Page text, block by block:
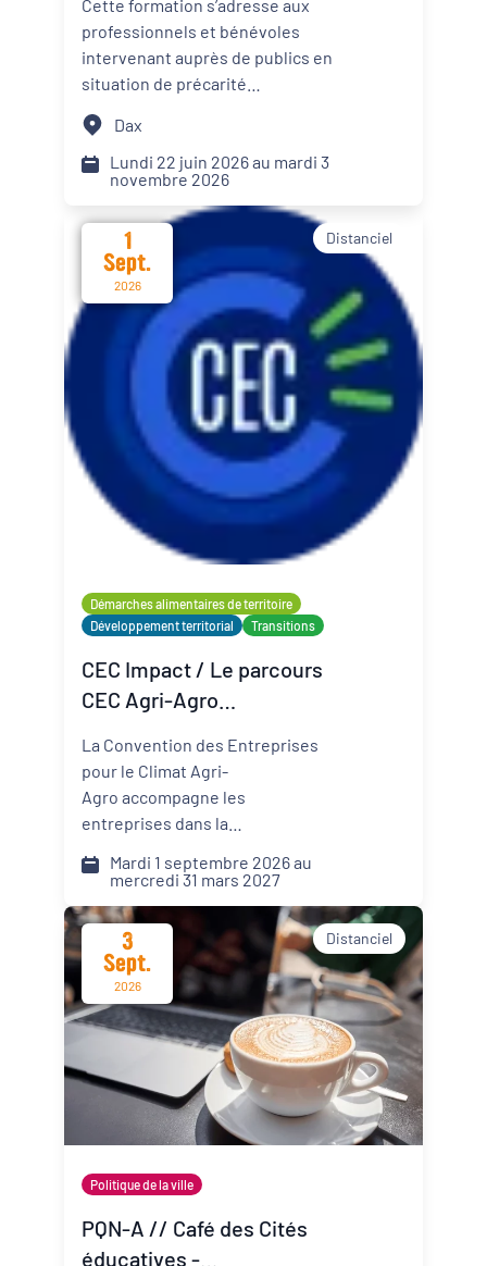
Dynamiques territoriales pour l’emploi
Transitions
Départements
Format de l'événement
Présentiel
Distanciel
Organisateur
Externe
personnes en situation de
précarité alimentaire
Cette formation s’adresse aux
professionnels et bénévoles
intervenant auprès de publics en
situation de précarité
alimentaire. Elle propose des
apports théoriques, des
échanges de pratiques et des
mises en situation afin d’intégrer
le renforcement du pouvoir
d’agir de leur public dans les
actions menées.
Dax
Lundi 22 juin 2026 au mardi 3
novembre 2026
1
Sept.
2026
Distanciel
Démarches alimentaires de territoire
Développement territorial
Transitions
CEC Impact / Le parcours
CEC Agri-Agro
Entreprises pour le Climat)
La Convention des Entreprises
pour le Climat Agri-
Agro accompagne les
entreprises dans la
face aux défis climatiques,
environnementaux et
sociétaux. Comment pérenniser
mon activité dans un monde qui
change vite ? Comment mieux
anticiper les risques et réduire
ma vulnérabilité ? Comment
construire un projet de structure
qui embarque mes
collaborateurs et mes parties
prenantes ?
Mardi 1 septembre 2026 au
mercredi 31 mars 2027
3
Sept.
2026
Distanciel
Politique de la ville
PQN-A // Café des Cités
éducatives -